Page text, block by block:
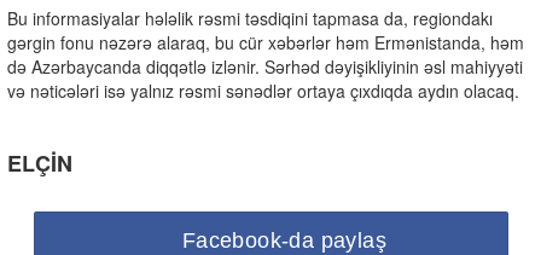
Bu informasiyalar hələlik rəsmi təsdiqini tapmasa da, regiondakı
gərgin fonu nəzərə alaraq, bu cür xəbərlər həm Ermənistanda, həm
də Azərbaycanda diqqətlə izlənir. Sərhəd dəyişikliyinin əsl mahiyyəti
və nəticələri isə yalnız rəsmi sənədlər ortaya çıxdıqda aydın olacaq.
ELÇİN
Facebook-da paylaş